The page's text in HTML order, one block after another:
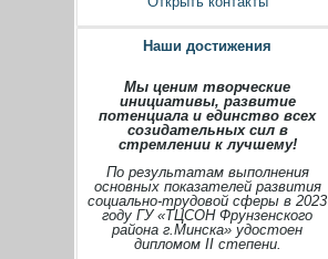
Наши достижения
Мы ценим творческие
инициативы, развитие
потенциала и единство всех
созидательных сил в
стремлении к лучшему!
По результатам выполнения
основных показателей развития
социально-трудовой сферы в 2023
году ГУ «ТЦСОН Фрунзенского
района г.Минска» удостоен
дипломом II степени.